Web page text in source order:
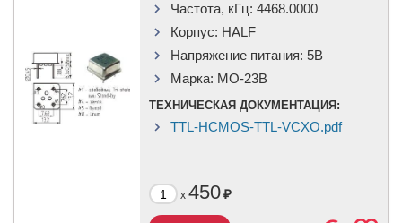
Частота, кГц: 4468.0000
Корпус: HALF
Напряжение питания: 5В
Марка: MO-23B
ТЕХНИЧЕСКАЯ ДОКУМЕНТАЦИЯ:
TTL-HCMOS-TTL-VCXO.pdf
x 450₽